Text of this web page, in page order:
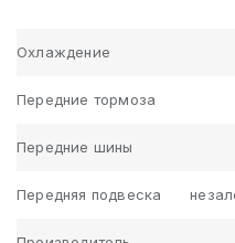
Охлаждение
Передние тормоза
Передние шины
Передняя подвеска